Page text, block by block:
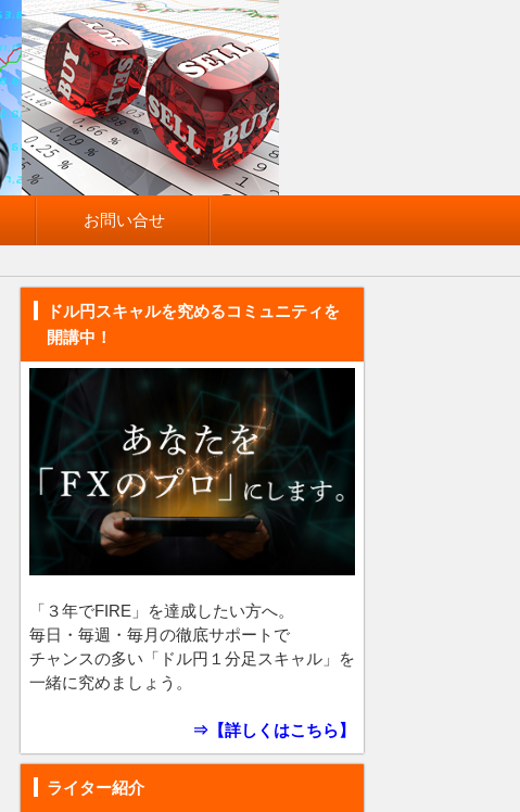
お問い合せ
ドル円スキャルを究めるコミュニティを
開講中！
「３年でFIRE」を達成したい方へ。
毎日・毎週・毎月の徹底サポートで
チャンスの多い「ドル円１分足スキャル」を
一緒に究めましょう。
⇒【詳しくはこちら】
ライター紹介